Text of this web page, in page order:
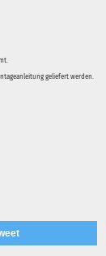
geliefert werden.